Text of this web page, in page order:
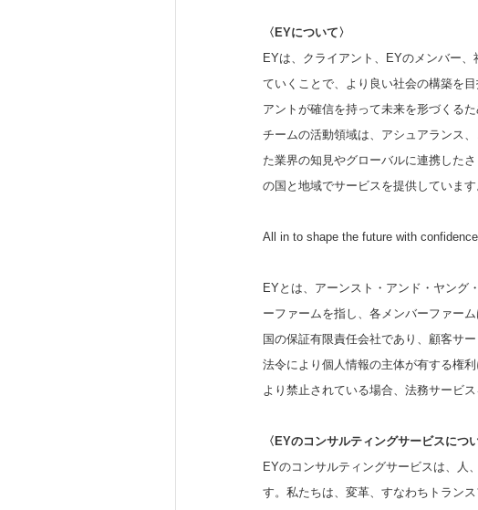
〈 EYについて〉
EYは、クライアント、EYのメンバー
ていくことで、より良い社会の構築を
アントが確信を持って未来を形づくる
チームの活動領域は、アシュアランス
た業界の知見やグローバルに連携した
の国と地域でサービスを提供しています
All in to shape the future with
EYとは、アーンスト・アンド・ヤング
ーファームを指し、各メンバーファー
国の保証有限責任会社であり、顧客サ
法令により個人情報の主体が有する権
より禁止されている場合、法務サービ
〈 EYのコンサルティングサービスにつ
EYのコンサルティングサービスは、人
す。私たちは、変革、すなわちトラン